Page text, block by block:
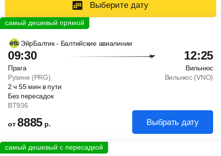
Выберите дату
ЭйрБалтик - Балтийские авиалинии
09:30 12:25
Прага
Вильнюс
Рузине (PRG)
Вильнюс (VNO)
2ч 55 мин в пути
Без пересадок
BT936
от8885 р. Выбрать дату